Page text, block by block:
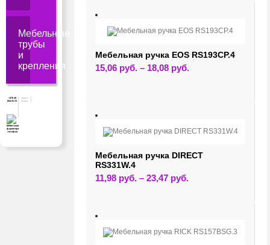
Мебельные
трубы
и
крепления
+375 29
654-31-72
Задать
вопрос
можно
выбрать
странице
товара.
Мебельная ручка EOS RS193CP.4
15,06 руб. – 18,08 руб.
на
товара.
Мебельная ручка DIRECT
RS331W.4
11,98 руб. –23,47 руб.
можно
выбрать